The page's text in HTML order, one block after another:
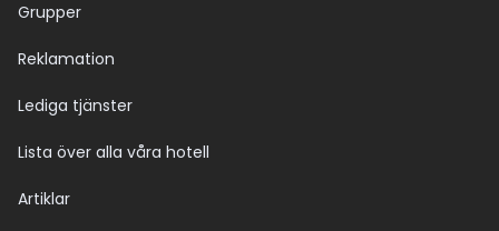
Grupper
Reklamation
Lediga tjänster
Lista över alla våra hotell
Artiklar